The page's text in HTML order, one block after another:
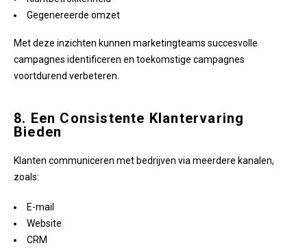
Gegenereerde omzet
Met deze inzichten kunnen marketingteams succesvolle
campagnes identificeren en toekomstige campagnes
voortdurend verbeteren.
8. Een Consistente Klantervaring
Bieden
Klanten communiceren met bedrijven via meerdere kanalen,
zoals:
E-mail
Website
CRM